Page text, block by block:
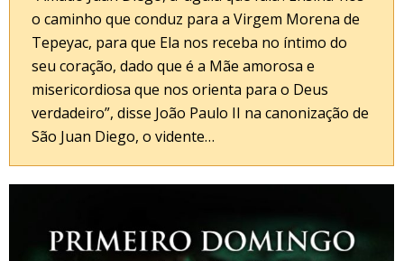
o caminho que conduz para a Virgem Morena de
Tepeyac, para que Ela nos receba no íntimo do
seu coração, dado que é a Mãe amorosa e
misericordiosa que nos orienta para o Deus
verdadeiro”, disse João Paulo II na canonização de
São Juan Diego, o vidente…